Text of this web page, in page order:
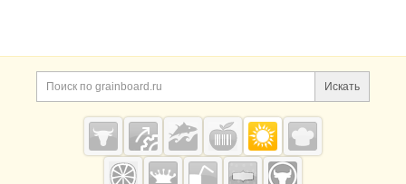
Дополнительная информация
Поиск по сайту и
Искать
Cсылки на полезные проекты
Grainboard.ru
— зерно и